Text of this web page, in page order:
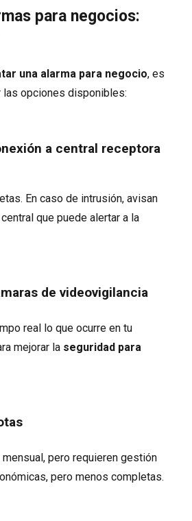
para negocios:
una alarma para negocio, es
las opciones disponibles:
a central receptora
En caso de intrusión, avisan
que puede alertar a la
de videovigilancia
real lo que ocurre en tu
mejorar la seguridad para
mensual, pero requieren gestión
pero menos completas.